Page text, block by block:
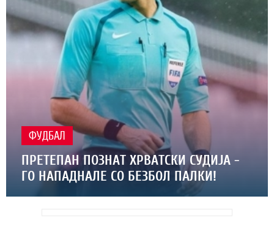
ФУДБАЛ
ПРЕТЕПАН ПОЗНАТ ХРВАТСКИ СУДИЈА -
ГО НАПАДНАЛЕ СО БЕЗБОЛ ПАЛКИ!